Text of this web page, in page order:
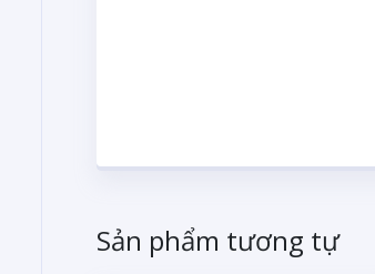
Sản phẩm tương tự